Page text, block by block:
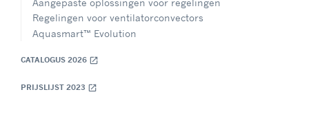
Aangepaste oplossingen voor regelingen
Regelingen voor ventilatorconvectors
Aquasmart™ Evolution
CATALOGUS 2026 open_in_new
PRIJSLIJST 2023 open_in_new